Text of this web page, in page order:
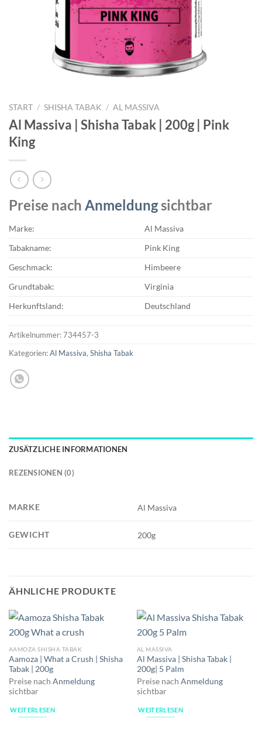
START / SHISHA TABAK / AL MASSIVA
Al Massiva | Shisha Tabak | 200g | Pink
King
Preise nach Anmeldungsichtbar
Marke:
Al Massiva
Tabakname:
Pink King
Geschmack:
Himbeere
Grundtabak:
Virginia
Herkunftsland:
Deutschland
Artikelnummer:734457-3
Kategorien:Al Massiva, Shisha Tabak
ZUSÄTZLICHE INFORMATIONEN
REZENSIONEN (0)
MARKE Al Massiva
GEWICHT 200g
ÄHNLICHE PRODUKTE
AAMOZA SHISHA TABAK
Aamoza | What a Crush | Shisha
Tabak | 200g
Preise nach Anmeldung
sichtbar
WEITERLESEN
AL MASSIVA
Al Massiva | Shisha Tabak |
200g| 5 Palm
Preise nach Anmeldung
sichtbar
WEITERLESEN